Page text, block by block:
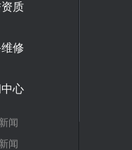
质
修
心
闻
闻